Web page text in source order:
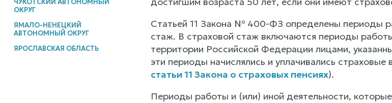
ОКРУГ
ЯМАЛО-НЕНЕЦКИЙ
АВТОНОМНЫЙ ОКРУГ
ЯРОСЛАВСКАЯ ОБЛАСТЬ
Статьей 11 Закона № 400-ФЗ определены периоды
стаж. В страховой стаж включаются периоды
территории Российской Федерации лицами,
эти периоды начислялись и уплачивались
статьи 11 Закона о страховых пенсиях).
Периоды работы и (или) иной деятельности,